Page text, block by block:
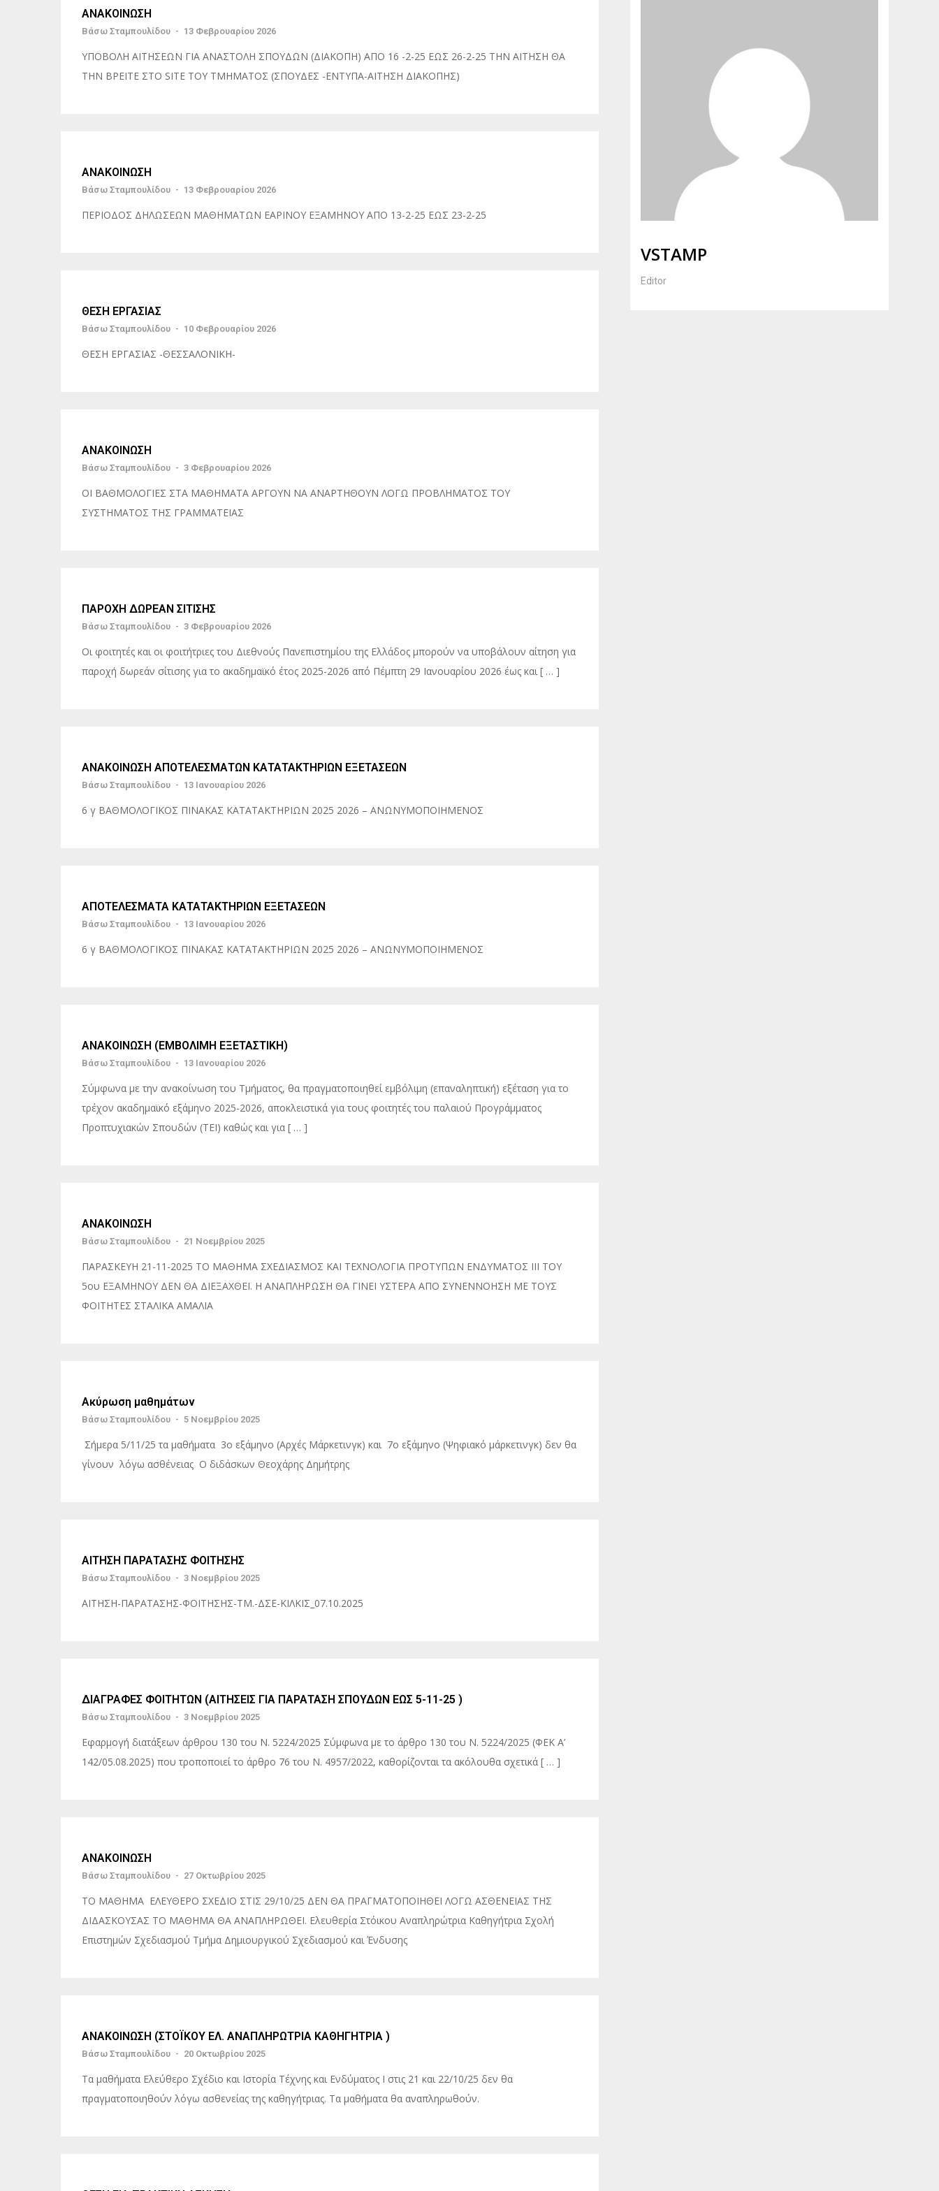
ΑΝΑΚΟΙΝΩΣΗ
Βάσω Σταμπουλίδου - 13 Φεβρουαρίου 2026
ΥΠΟΒΟΛΗ ΑΙΤΗΣΕΩΝ ΓΙΑ ΑΝΑΣΤΟΛΗ ΣΠΟΥΔΩΝ (ΔΙΑΚΟΠΗ) ΑΠΟ 16 -2-25 ΕΩΣ 26-2-25 ΤΗΝ ΑΙΤΗΣΗ ΘΑ
ΤΗΝ ΒΡΕΙΤΕ ΣΤΟ SITE ΤΟΥ ΤΜΗΜΑΤΟΣ (ΣΠΟΥΔΕΣ -ΕΝΤΥΠΑ-ΑΙΤΗΣΗ ΔΙΑΚΟΠΗΣ)
ΑΝΑΚΟΙΝΩΣΗ
Βάσω Σταμπουλίδου - 13 Φεβρουαρίου 2026
ΠΕΡΙΟΔΟΣ ΔΗΛΩΣΕΩΝ ΜΑΘΗΜΑΤΩΝ ΕΑΡΙΝΟΥ ΕΞΑΜΗΝΟΥ ΑΠΟ 13-2-25 ΕΩΣ 23-2-25
ΘΕΣΗ ΕΡΓΑΣΙΑΣ
Βάσω Σταμπουλίδου - 10 Φεβρουαρίου 2026
ΘΕΣΗ ΕΡΓΑΣΙΑΣ -ΘΕΣΣΑΛΟΝΙΚΗ-
ΑΝΑΚΟΙΝΩΣΗ
Βάσω Σταμπουλίδου - 3 Φεβρουαρίου 2026
ΟΙ ΒΑΘΜΟΛΟΓΙΕΣ ΣΤΑ ΜΑΘΗΜΑΤΑ ΑΡΓΟΥΝ ΝΑ ΑΝΑΡΤΗΘΟΥΝ ΛΟΓΩ ΠΡΟΒΛΗΜΑΤΟΣ ΤΟΥ
ΣΥΣΤΗΜΑΤΟΣ ΤΗΣ ΓΡΑΜΜΑΤΕΙΑΣ
ΠΑΡΟΧΗ ΔΩΡΕΑΝ ΣΙΤΙΣΗΣ
Βάσω Σταμπουλίδου - 3 Φεβρουαρίου 2026
Οι φοιτητές και οι φοιτήτριες του Διεθνούς Πανεπιστημίου της Ελλάδος μπορούν να υποβάλουν αίτηση για
παροχή δωρεάν σίτισης για το ακαδημαϊκό έτος 2025-2026 από Πέμπτη 29 Ιανουαρίου 2026 έως και [ … ]
ΑΝΑΚΟΙΝΩΣΗ ΑΠΟΤΕΛΕΣΜΑΤΩΝ ΚΑΤΑΤΑΚΤΗΡΙΩΝ ΕΞΕΤΑΣΕΩΝ
Βάσω Σταμπουλίδου - 13 Ιανουαρίου 2026
6 γ ΒΑΘΜΟΛΟΓΙΚΟΣ ΠΙΝΑΚΑΣ ΚΑΤΑΤΑΚΤΗΡΙΩΝ 2025 2026 – ΑΝΩΝΥΜΟΠΟΙΗΜΕΝΟΣ
ΑΠΟΤΕΛΕΣΜΑΤΑ ΚΑΤΑΤΑΚΤΗΡΙΩΝ ΕΞΕΤΑΣΕΩΝ
Βάσω Σταμπουλίδου - 13 Ιανουαρίου 2026
6 γ ΒΑΘΜΟΛΟΓΙΚΟΣ ΠΙΝΑΚΑΣ ΚΑΤΑΤΑΚΤΗΡΙΩΝ 2025 2026 – ΑΝΩΝΥΜΟΠΟΙΗΜΕΝΟΣ
ΑΝΑΚΟΙΝΩΣΗ (ΕΜΒΟΛΙΜΗ ΕΞΕΤΑΣΤΙΚΗ)
Βάσω Σταμπουλίδου - 13 Ιανουαρίου 2026
Σύμφωνα με την ανακοίνωση του Τμήματος, θα πραγματοποιηθεί εμβόλιμη (επαναληπτική) εξέταση για το
τρέχον ακαδημαϊκό εξάμηνο 2025-2026, αποκλειστικά για τους φοιτητές του παλαιού Προγράμματος
Προπτυχιακών Σπουδών (ΤΕΙ) καθώς και για [ … ]
ΑΝΑΚΟΙΝΩΣΗ
Βάσω Σταμπουλίδου - 21 Νοεμβρίου 2025
ΠΑΡΑΣΚΕΥΗ 21-11-2025 ΤΟ ΜΑΘΗΜΑ ΣΧΕΔΙΑΣΜΟΣ ΚΑΙ ΤΕΧΝΟΛΟΓΙΑ ΠΡΟΤΥΠΩΝ ΕΝΔΥΜΑΤΟΣ ΙΙΙ ΤΟΥ
5ου ΕΞΑΜΗΝΟΥ ΔΕΝ ΘΑ ΔΙΕΞΑΧΘΕΙ. Η ΑΝΑΠΛΗΡΩΣΗ ΘΑ ΓΙΝΕΙ ΥΣΤΕΡΑ ΑΠΟ ΣΥΝΕΝΝΟΗΣΗ ΜΕ ΤΟΥΣ
ΦΟΙΤΗΤΕΣ ΣΤΑΛΙΚΑ ΑΜΑΛΙΑ
Ακύρωση μαθημάτων
Βάσω Σταμπουλίδου - 5 Νοεμβρίου 2025
Σήμερα 5/11/25 τα μαθήματα 3ο εξάμηνο (Αρχές Μάρκετινγκ) και 7ο εξάμηνο (Ψηφιακό μάρκετινγκ) δεν θα
γίνουν λόγω ασθένειας Ο διδάσκων Θεοχάρης Δημήτρης
ΑΙΤΗΣΗ ΠΑΡΑΤΑΣΗΣ ΦΟΙΤΗΣΗΣ
Βάσω Σταμπουλίδου - 3 Νοεμβρίου 2025
ΑΙΤΗΣΗ-ΠΑΡΑΤΑΣΗΣ-ΦΟΙΤΗΣΗΣ-ΤΜ.-ΔΣΕ-ΚΙΛΚΙΣ_07.10.2025
ΔΙΑΓΡΑΦΕΣ ΦΟΙΤΗΤΩΝ (ΑΙΤΗΣΕΙΣ ΓΙΑ ΠΑΡΑΤΑΣΗ ΣΠΟΥΔΩΝ ΕΩΣ 5-11-25 )
Βάσω Σταμπουλίδου - 3 Νοεμβρίου 2025
Εφαρμογή διατάξεων άρθρου 130 του Ν. 5224/2025 Σύμφωνα με το άρθρο 130 του Ν. 5224/2025 (ΦΕΚ Α’
142/05.08.2025) που τροποποιεί το άρθρο 76 του Ν. 4957/2022, καθορίζονται τα ακόλουθα σχετικά [ … ]
ΑΝΑΚΟΙΝΩΣΗ
Βάσω Σταμπουλίδου - 27 Οκτωβρίου 2025
ΤΟ ΜΑΘΗΜΑ ΕΛΕΥΘΕΡΟ ΣΧΕΔΙΟ ΣΤΙΣ 29/10/25 ΔΕΝ ΘΑ ΠΡΑΓΜΑΤΟΠΟΙΗΘΕΙ ΛΟΓΩ ΑΣΘΕΝΕΙΑΣ ΤΗΣ
ΔΙΔΑΣΚΟΥΣΑΣ ΤΟ ΜΑΘΗΜΑ ΘΑ ΑΝΑΠΛΗΡΩΘΕΙ. Ελευθερία Στόικου Αναπληρώτρια Καθηγήτρια Σχολή
Επιστημών Σχεδιασμού Τμήμα Δημιουργικού Σχεδιασμού και Ένδυσης
ΑΝΑΚΟΙΝΩΣΗ (ΣΤΟΪΚΟΥ ΕΛ. ΑΝΑΠΛΗΡΩΤΡΙΑ ΚΑΘΗΓΗΤΡΙΑ )
Βάσω Σταμπουλίδου - 20 Οκτωβρίου 2025
Τα μαθήματα Ελεύθερο Σχέδιο και Ιστορία Τέχνης και Ενδύματος Ι στις 21 και 22/10/25 δεν θα
πραγματοποιηθούν λόγω ασθενείας της καθηγήτριας. Τα μαθήματα θα αναπληρωθούν.
VSTAMP
Editor